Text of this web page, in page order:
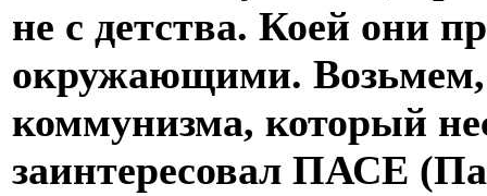
не с детства. Коей они
окружающими. Возьмем,
коммунизма, который
заинтересовал ПАСЕ